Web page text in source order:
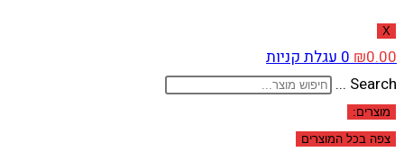
X
₪0.00
0עגלת קניות
Search ...
מוצרים:
צפה בכל המוצרים